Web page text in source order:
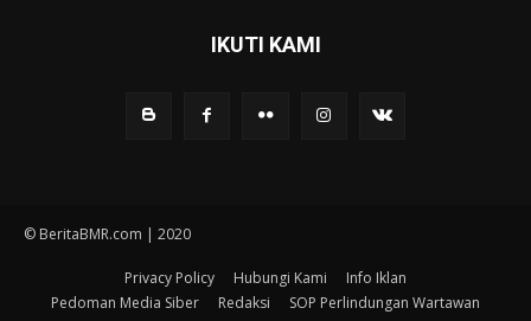
IKUTI KAMI
© BeritaBMR.com | 2020
Privacy Policy Hubungi Kami
Info Iklan
Pedoman Media Siber
Redaksi
SOP Perlindungan Wartawan